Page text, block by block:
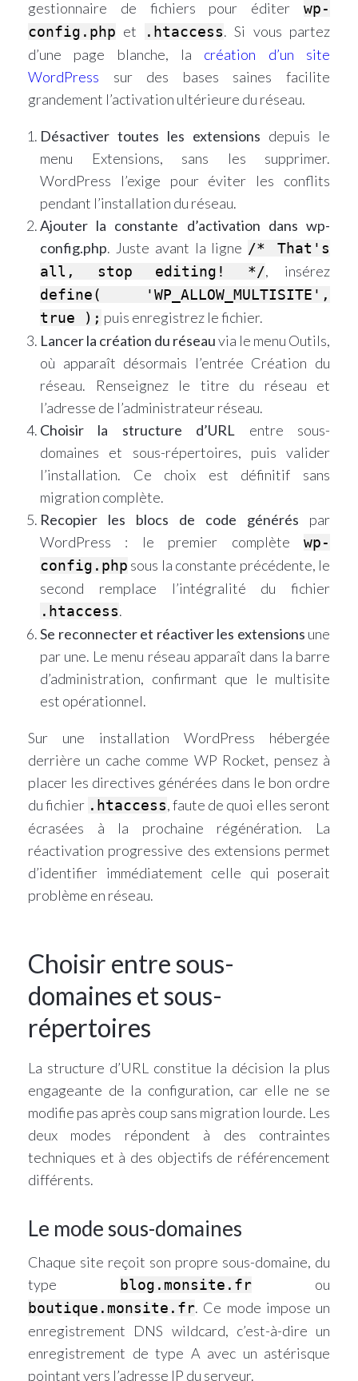
gestionnaire de fichiers pour éditer wp-
config.php et .htaccess. Si vous partez
d’une page blanche, la création d’un site
WordPress sur des bases saines facilite
grandement l’activation ultérieure du réseau.
Désactiver toutes les extensions depuis le
menu Extensions, sans les supprimer.
WordPress l’exige pour éviter les conflits
pendant l’installation du réseau.
Ajouter la constante d’activation dans wp-
config.php. Juste avant la ligne /* That's
all, stop editing! */, insérez
define( 'WP_ALLOW_MULTISITE',
true ); puis enregistrez le fichier.
Lancer la création du réseauvia le menu Outils,
où apparaît désormais l’entrée Création du
réseau. Renseignez le titre du réseau et
l’adresse de l’administrateur réseau.
Choisir la structure d’URL entre sous-
domaines et sous-répertoires, puis valider
l’installation. Ce choix est définitif sans
migration complète.
Recopier les blocs de code générés par
WordPress : le premier complète wp-
config.php sous la constante précédente, le
second remplace l’intégralité du fichier
.htaccess.
Se reconnecter et réactiver les extensions une
par une. Le menu réseau apparaît dans la barre
d’administration, confirmant que le multisite
est opérationnel.
Sur une installation WordPress hébergée
derrière un cache comme WP Rocket, pensez à
placer les directives générées dans le bon ordre
du fichier .htaccess, faute de quoi elles seront
écrasées à la prochaine régénération. La
réactivation progressive des extensions permet
d’identifier immédiatement celle qui poserait
problème en réseau.
Choisir entre sous-
domaines et sous-
répertoires
La structure d’URL constitue la décision la plus
engageante de la configuration, car elle ne se
modifie pas après coup sans migration lourde. Les
deux modes répondent à des contraintes
techniques et à des objectifs de référencement
différents.
Le mode sous-domaines
Chaque site reçoit son propre sous-domaine, du
type
blog.monsite.fr ou
boutique.monsite.fr. Ce mode impose un
enregistrement DNS wildcard, c’est-à-dire un
enregistrement de type A avec un astérisque
pointant vers l’adresse IP du serveur.